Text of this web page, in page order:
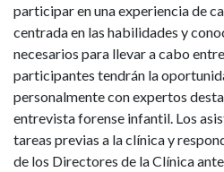
participar en una experiencia de
centrada en las habilidades y
necesarios para llevar a cabo
participantes tendrán la
personalmente con expertos
entrevista forense infantil. Los
tareas previas a la clínica y
de los Directores de la Clínica